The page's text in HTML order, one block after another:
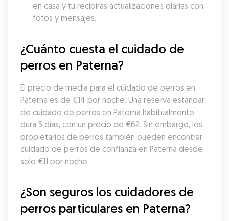
en casa y tú recibirás actualizaciones diarias con
fotos y mensajes.
¿Cuánto cuesta el cuidado de
perros en Paterna?
El precio de media para el cuidado de perros en
Paterna es de €14 por noche. Una reserva estándar
de cuidado de perros en Paterna habitualmente
dura 5 días, con un precio de €62. Sin embargo, los
propietarios de perros también pueden encontrar
cuidado de perros de confianza en Paterna desde
solo €11 por noche.
¿Son seguros los cuidadores de
perros particulares en Paterna?